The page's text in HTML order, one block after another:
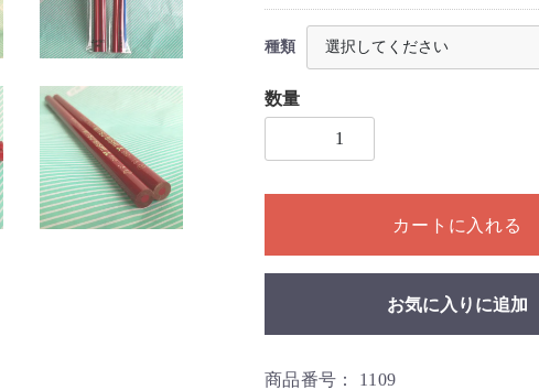
種類
数量
1個以上の数量を入力してください
カートに入れる
お気に入りに追加
商品番号： 1109